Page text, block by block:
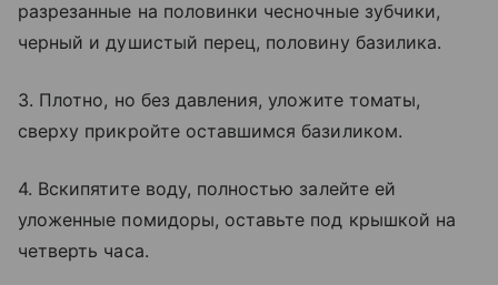
разрезанные на половинки чесночные зубчики,
черный и душистый перец, половину базилика.
3. Плотно, но без давления, уложите томаты,
сверху прикройте оставшимся базиликом.
4. Вскипятите воду, полностью залейте ей
уложенные помидоры, оставьте под крышкой на
четверть часа.